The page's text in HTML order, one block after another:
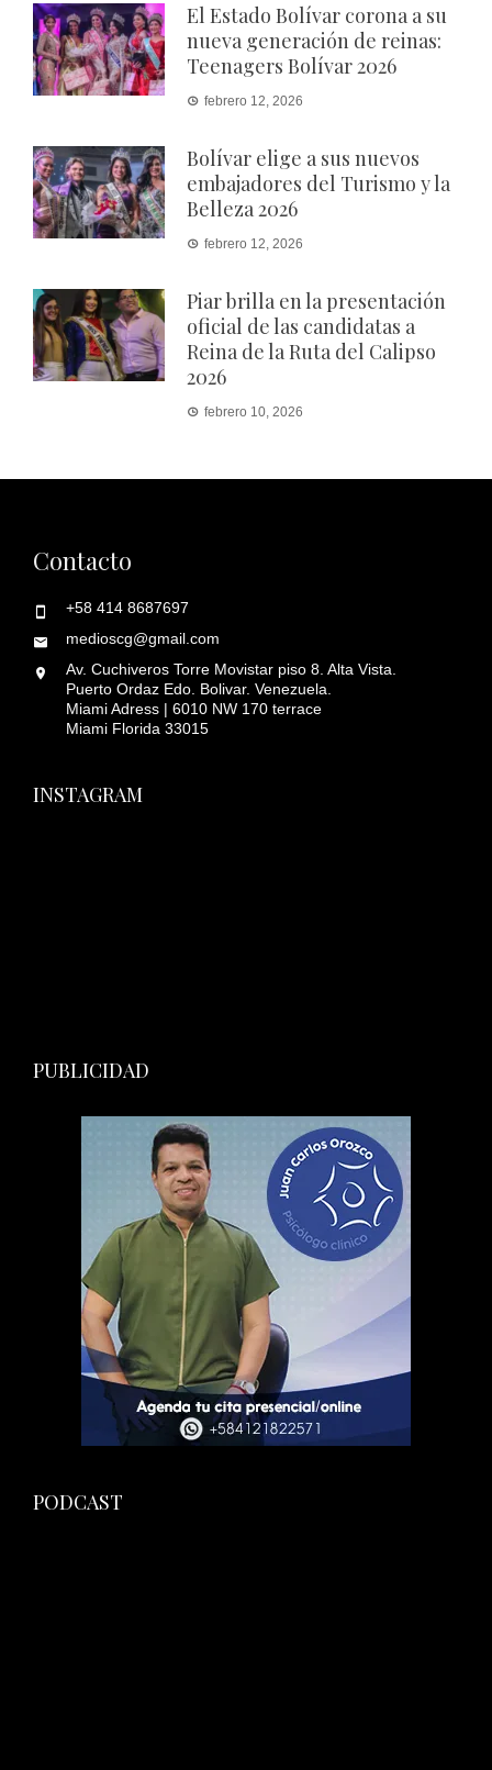
El Estado Bolívar corona a su
nueva generación de reinas:
Teenagers Bolívar 2026
febrero 12, 2026
Bolívar elige a sus nuevos
embajadores del Turismo y la
Belleza 2026
febrero 12, 2026
Piar brilla en la presentación
oficial de las candidatas a
Reina de la Ruta del Calipso
2026
febrero 10, 2026
Contacto
+58 414 8687697
medioscg@gmail.com
Av. Cuchiveros Torre Movistar piso 8. Alta Vista.
Puerto Ordaz Edo. Bolivar. Venezuela.
Miami Adress | 6010 NW 170 terrace
Miami Florida 33015
INSTAGRAM
PUBLICIDAD
PODCAST